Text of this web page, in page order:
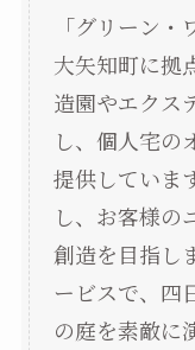
「グリーン
大矢知町に拠
造園やエクス
し、個人宅の
提供していま
し、お客様の
創造を目指し
ービスで、四
の庭を素敵に